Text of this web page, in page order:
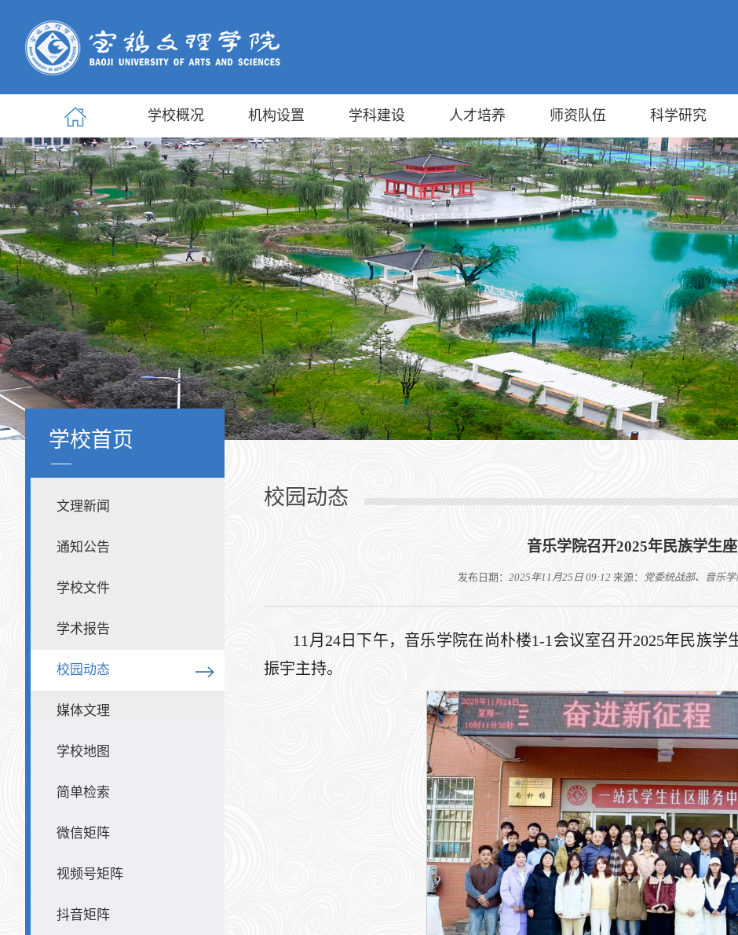
学校概况 机构设置 学科建设 人才培养 师资队伍 科学研究
学校首页
文理新闻
通知公告
学校文件
学术报告
校园动态
媒体文理
学校地图
简单检索
微信矩阵
视频号矩阵
抖音矩阵
校园动态
音乐学院召开2025年民族学生
发布日期： 2025年11月25日 09:12 来源： 党委统战部、音乐
11月24日下午，音乐学院在尚朴楼1-1会议室召开2025年民族
振宇主持。